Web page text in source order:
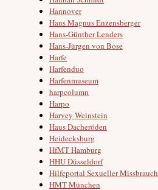
Hannover
Hans Magnus Enzensberger
Hans-Günther Lenders
Hans-Jürgen von Bose
Harfe
Harfenduo
Harfenmuseum
harpcolumn
Harpo
Harvey Weinstein
Haus Dacheröden
Heidecksburg
HfMT Hamburg
HHU Düsseldorf
Hilfeportal Sexueller Missbrauch
HMT München